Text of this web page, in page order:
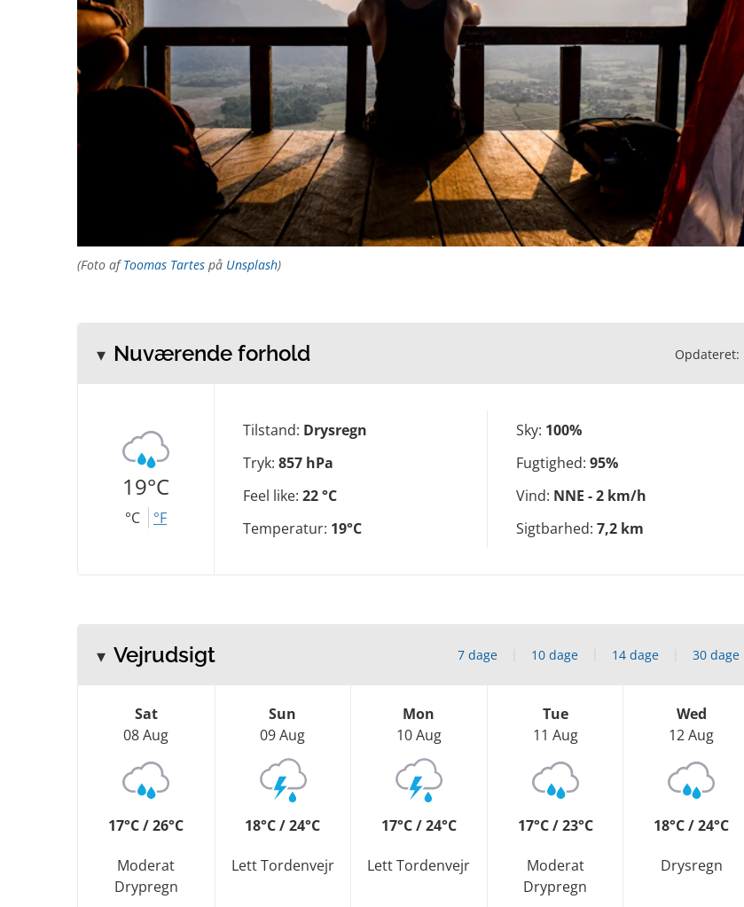
(Foto afToomas Tartes på Unsplash)
Nuværende forhold Opdateret:
19°C
°C °F
Tilstand: Drysregn
Tryk: 857 hPa
Feel like: 22 °C
Temperatur: 19°C
Sky: 100%
Fugtighed: 95%
Vind: NNE - 2 km/h
Sigtbarhed: 7,2 km
Vejrudsigt 7 dage 10 dage 14 dage 30 dage
Sat
08 Aug
17°C / 26°C
Moderat
Drypregn
Sun
09 Aug
18°C / 24°C
Lett Tordenvejr
Mon
10 Aug
17°C / 24°C
Lett Tordenvejr
Tue
11 Aug
17°C / 23°C
Moderat
Drypregn
Wed
12 Aug
18°C / 24°C
Drysregn